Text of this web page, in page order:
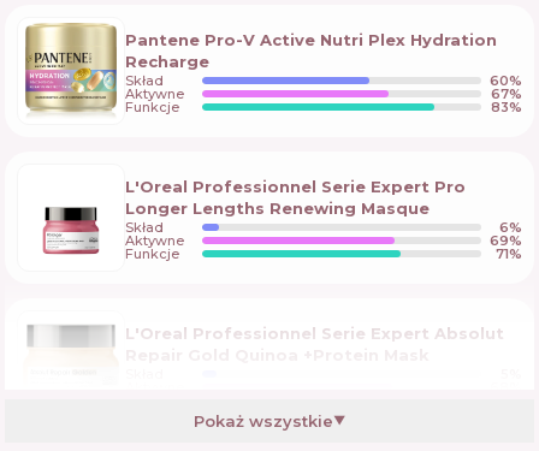
Pantene Pro-V Active Nutri Plex Hydration
Recharge
Skład 60%
Aktywne 67%
Funkcje 83%
L'Oreal Professionnel Serie Expert Pro
Longer Lengths Renewing Masque
Skład 6%
Aktywne 69%
Funkcje 71%
L'Oreal Professionnel Serie Expert Absolut
Pokaż wszystkie▼